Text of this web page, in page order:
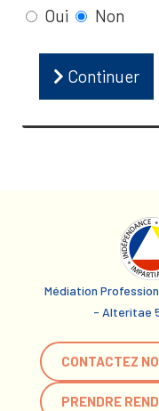
Oui
Non
Continuer
Médiation
- Alteritae
CONTACTEZ
PRENDRE